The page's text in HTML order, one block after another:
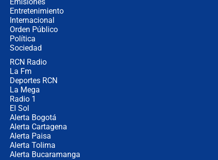
Entretenimiento
Internacional
Orden Público
Política
Sociedad
RCN Radio
La Fm
Deportes RCN
La Mega
Radio 1
El Sol
Alerta Bogotá
Alerta Cartagena
Alerta Paisa
Alerta Tolima
Alerta Bucaramanga